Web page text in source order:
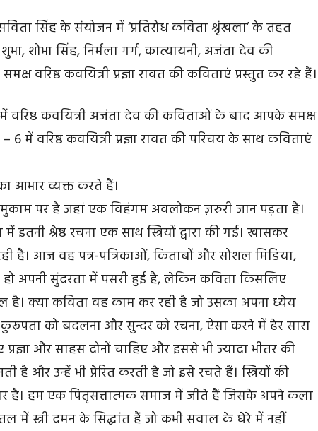
सविता सिंह के संयोजन में ‘प्रतिरोध कविता श्रृंखला’ के तहत
शोभा सिंह, निर्मला गर्ग, कात्यायनी, अजंता देव की
वरिष्ठ कवयित्री प्रज्ञा रावत की कविताएं प्रस्तुत कर रहे हैं।
में वरिष्ठ कवयित्री अजंता देव की कविताओं के बाद आपके समक्ष
6 में वरिष्ठ कवयित्री प्रज्ञा रावत की परिचय के साथ कविताएं
आभार व्यक्त करते हैं।
मुकाम पर है जहां एक विहंगम अवलोकन ज़रुरी जान पड़ता है।
श्रेष्ठ रचना एक साथ स्त्रियों द्वारा की गई। खासकर
है। आज वह पत्र-पत्रिकाओं, किताबों और सोशल मिडिया,
अपनी सुंदरता में पसरी हुई है, लेकिन कविता किसलिए
क्या कविता वह काम कर रही है जो उसका अपना ध्येय
को बदलना और सुन्दर को रचना, ऐसा करने में ढेर सारा
और साहस दोनों चाहिए और इससे भी ज्यादा भीतर की
है और उन्हें भी प्रेरित करती है जो इसे रचते हैं। स्त्रियों की
है। हम एक पितृसत्तात्मक समाज में जीते हैं जिसके अपने कला
में स्त्री दमन के सिद्धांत हैं जो कभी सवाल के घेरे में नहीं